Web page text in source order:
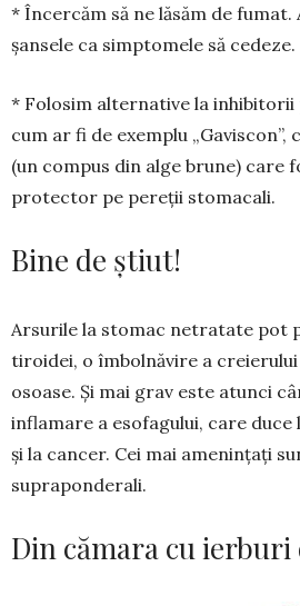
* Încercăm să ne lăsăm de fumat.
șansele ca simptomele să cedeze.
* Folosim alternative la
cum ar fi de exemplu
(un compus din alge brune) care
protector pe pereții stomacali.
Bine de știut!
Arsurile la stomac netratate pot
tiroidei, o îmbolnăvire a creierului
osoase. Și mai grav este atunci
inflamare a esofagului, care
și la cancer. Cei mai amenințați
supraponderali.
Din cămara cu ierburi